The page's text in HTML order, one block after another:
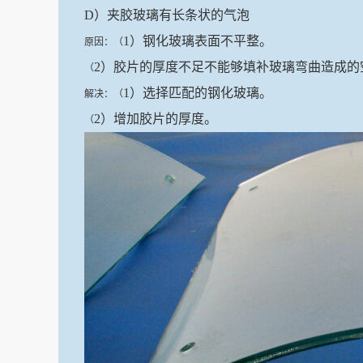
D）夹胶玻璃有长条状的气泡
原因：（1）钢化玻璃表面不平整。
（2）胶片的厚度不足不能够填补玻璃弯曲造成的
解决：（1）选择匹配的钢化玻璃。
（2）增加胶片的厚度。